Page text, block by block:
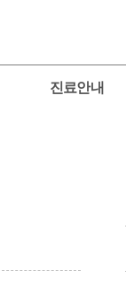
진료안내